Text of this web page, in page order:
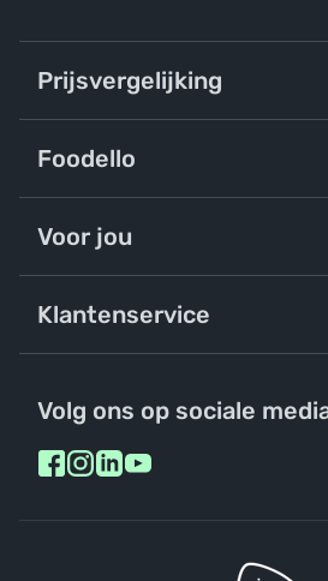
Prijsvergelijking
Foodello
Voor jou
Klantenservice
Volg ons op sociale